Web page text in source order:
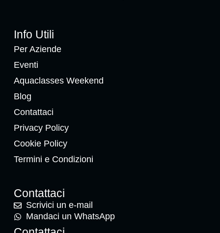
Info Utili
Per Aziende
Eventi
Aquaclasses Weekend
Blog
Contattaci
Privacy Policy
Cookie Policy
Termini e Condizioni
Contattaci
Scrivici un e-mail
Mandaci un WhatsApp